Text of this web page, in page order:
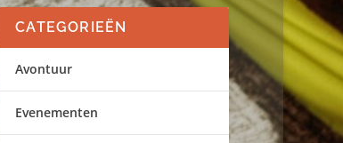
CATEGORIEËN
Avontuur
Evenementen